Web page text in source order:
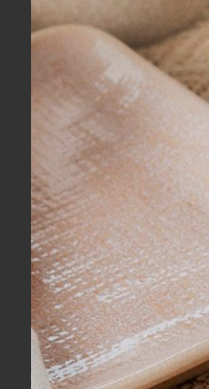
Leve e macio ao toque
Exatamente como eu
Cobertor
Marcela H.
24/07/2026
Eu recomendo esse
Produto:
Kit 03
Marcela H.
24/07/2026
Eu recomendo esse
Produto:
Jogo 2
Perguntas
Faça uma